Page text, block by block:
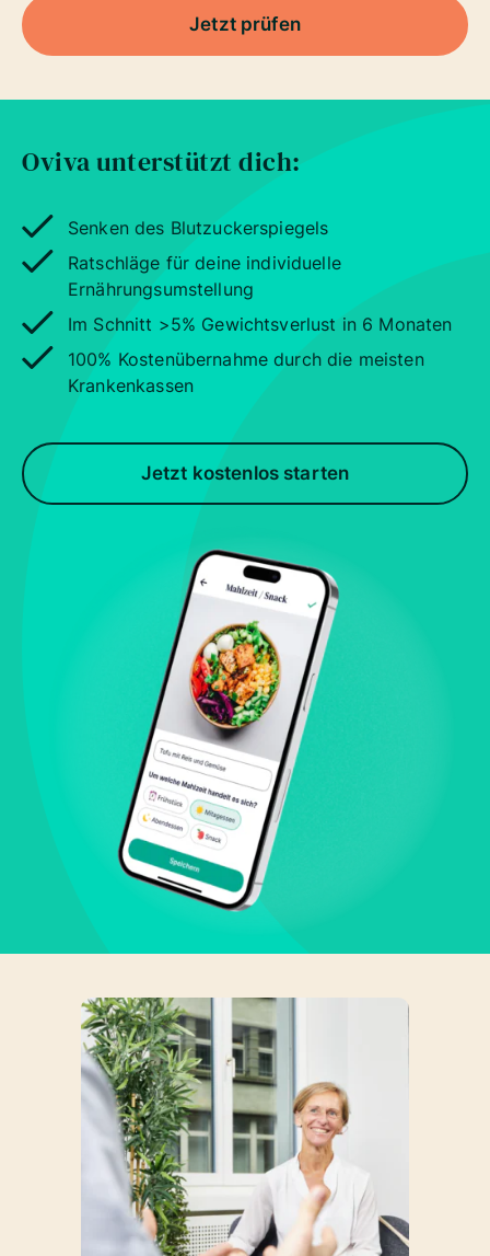
Jetzt prüfen
Oviva unterstützt dich:
Senken des Blutzuckerspiegels
Ratschläge für deine individuelle
Ernährungsumstellung
Im Schnitt >5% Gewichtsverlust in 6 Monaten
100% Kostenübernahme durch die meisten
Krankenkassen
Jetzt kostenlos starten